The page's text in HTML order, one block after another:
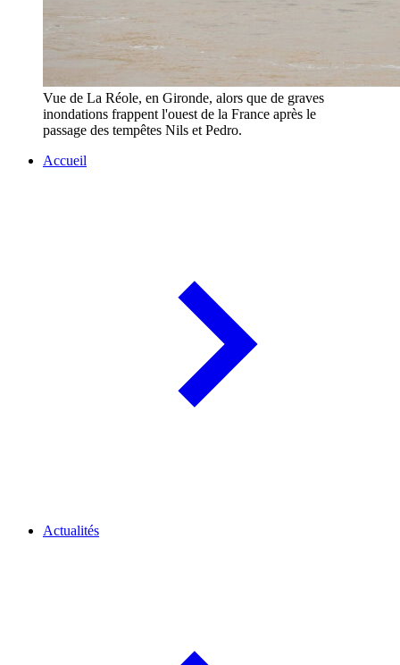
Vue de La Réole, en Gironde, alors que de graves
inondations frappent l'ouest de la France après le
passage des tempêtes Nils et Pedro.
Accueil
Actualités